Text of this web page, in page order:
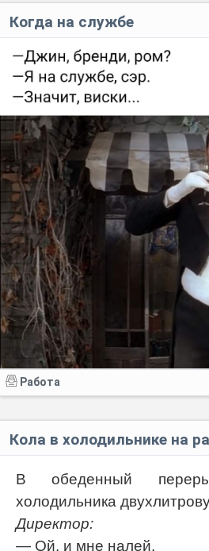
Когда на службе
Работа
Кола в холодильнике на
В обеденный
холодильника
Директор:
— Ой, и мне налей.